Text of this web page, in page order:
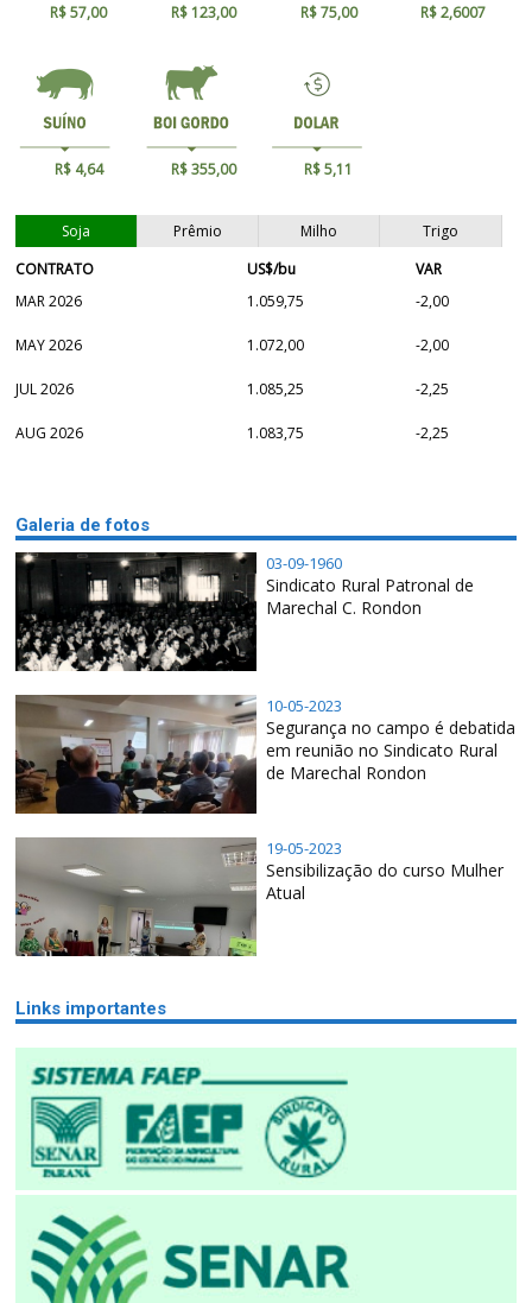
R$ 57,00 R$ 123,00 R$ 75,00 R$ 2,6007
R$ 4,64 R$ 355,00 R$ 5,11
Soja Prêmio Milho
Trigo
CONTRATO
US$/bu
VAR
MAR 2026
1.059,75 -2,00
MAY 2026 1.072,00 -2,00
JUL 2026 1.085,25 -2,25
AUG 2026 1.083,75 -2,25
Galeria de fotos
03-09-1960
Sindicato Rural Patronal de
Marechal C. Rondon
10-05-2023
Segurança no campo é debatida
em reunião no Sindicato Rural
de Marechal Rondon
19-05-2023
Sensibilização do curso Mulher
Atual
Links importantes